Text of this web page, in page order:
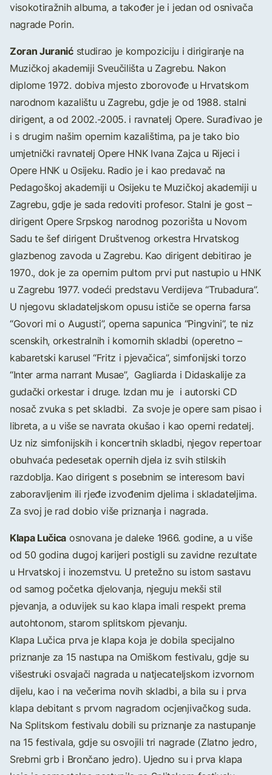
visokotiražnih albuma, a također je i jedan od osnivača
nagrade Porin.
Zoran Juranićstudirao je kompoziciju i dirigiranje na
Muzičkoj akademiji Sveučilišta u Zagrebu. Nakon
diplome 1972. dobiva mjesto zborovođe u Hrvatskom
narodnom kazalištu u Zagrebu, gdje je od 1988. stalni
dirigent, a od 2002.-2005. i ravnatelj Opere. Surađivao je
i s drugim našim opernim kazalištima, pa je tako bio
umjetnički ravnatelj Opere HNK Ivana Zajca u Rijeci i
Opere HNK u Osijeku. Radio je i kao predavač na
Pedagoškoj akademiji u Osijeku te Muzičkoj akademiji u
Zagrebu, gdje je sada redoviti profesor. Stalni je gost –
dirigent Opere Srpskog narodnog pozorišta u Novom
Sadu te šef dirigent Društvenog orkestra Hrvatskog
glazbenog zavoda u Zagrebu. Kao dirigent debitirao je
1970., dok je za opernim pultom prvi put nastupio u HNK
u Zagrebu 1977. vodeći predstavu Verdijeva “Trubadura”.
U njegovu skladateljskom opusu ističe se operna farsa
“Govori mi o Augusti”, operna sapunica “Pingvini”, te niz
scenskih, orkestralnih i komornih skladbi (operetno –
kabaretski karusel “Fritz i pjevačica”, simfonijski torzo
“Inter arma narrant Musae”, Gagliarda i Didaskalije za
gudački orkestar i druge. Izdan mu je i autorski CD
nosač zvuka s pet skladbi. Za svoje je opere sam pisao i
libreta, a u više se navrata okušao i kao operni redatelj.
Uz niz simfonijskih i koncertnih skladbi, njegov repertoar
obuhvaća pedesetak opernih djela iz svih stilskih
razdoblja. Kao dirigent s posebnim se interesom bavi
zaboravljenim ili rjeđe izvođenim djelima i skladateljima.
Za svoj je rad dobio više priznanja i nagrada.
Klapa Lučica osnovana je daleke 1966. godine, a u više
od 50 godina dugoj karijeri postigli su zavidne rezultate
u Hrvatskoj i inozemstvu. U pretežno su istom sastavu
od samog početka djelovanja, njeguju mekši stil
pjevanja, a oduvijek su kao klapa imali respekt prema
autohtonom, starom splitskom pjevanju.
Klapa Lučica prva je klapa koja je dobila specijalno
priznanje za 15 nastupa na Omiškom festivalu, gdje su
višestruki osvajači nagrada u natjecateljskom izvornom
dijelu, kao i na večerima novih skladbi, a bila su i prva
klapa debitant s prvom nagradom ocjenjivačkog suda.
Na Splitskom festivalu dobili su priznanje za nastupanje
na 15 festivala, gdje su osvojili tri nagrade (Zlatno jedro,
Srebrni grb i Brončano jedro). Ujedno su i prva klapa